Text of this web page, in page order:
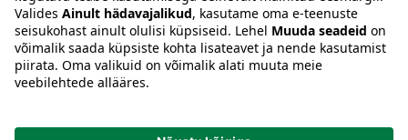
Keel:ETENRU